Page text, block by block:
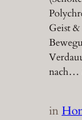
Geist
nach…
in